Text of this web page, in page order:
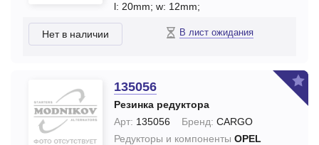
l: 20mm; w: 12mm;
Нет в наличии В лист ожидания
135056
Резинка редуктора
Арт: 135056 Бренд: CARGO
Редукторы и компоненты OPEL